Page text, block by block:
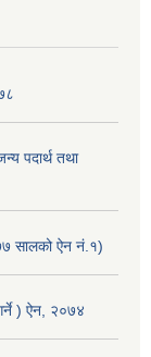
पदार्थ तथा
सालको ऐन नं.१)
) ऐन, २०७४